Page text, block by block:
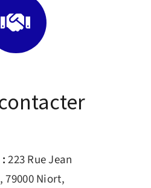
223 Rue Jean
79000 Niort,